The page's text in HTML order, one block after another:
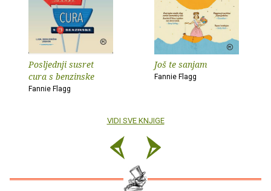
Posljednji susret
cura s benzinske
Fannie Flagg
Još te sanjam
Fannie Flagg
VIDI SVE KNJIGE